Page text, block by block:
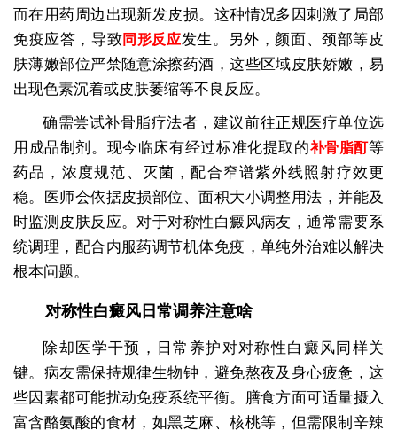
而在用药周边出现新发皮损。这种情况多因刺激了局部
免疫应答，导致同形反应发生。另外，颜面、颈部等皮
肤薄嫩部位严禁随意涂擦药酒，这些区域皮肤娇嫩，易
出现色素沉着或皮肤萎缩等不良反应。
确需尝试补骨脂疗法者，建议前往正规医疗单位选
用成品制剂。现今临床有经过标准化提取的补骨脂酊等
药品，浓度规范、灭菌，配合窄谱紫外线照射疗效更
稳。医师会依据皮损部位、面积大小调整用法，并能及
时监测皮肤反应。对于对称性白癜风病友，通常需要系
统调理，配合内服药调节机体免疫，单纯外治难以解决
根本问题。
对称性白癜风日常调养注意啥
除却医学干预，日常养护对对称性白癜风同样关
键。病友需保持规律生物钟，避免熬夜及身心疲惫，这
些因素都可能扰动免疫系统平衡。膳食方面可适量摄入
富含酪氨酸的食材，如黑芝麻、核桃等，但需限制辛辣